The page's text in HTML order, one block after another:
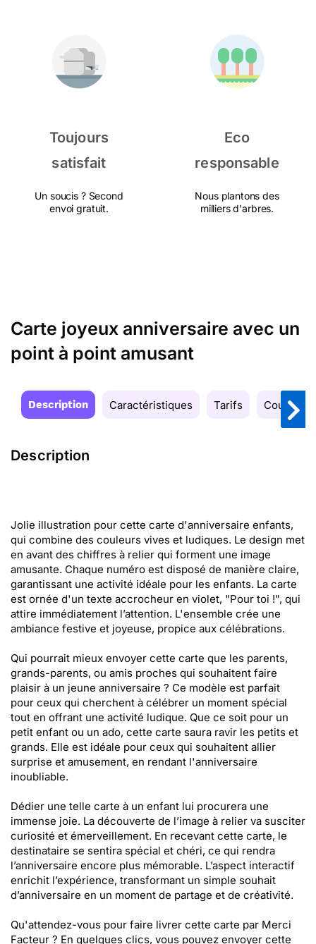
Toujours
satisfait
Un soucis ? Second
envoi gratuit.
Eco
responsable
Nous plantons des
milliers d'arbres.
Carte joyeux anniversaire avec un
point à point amusant
Description Caractéristiques Tarifs Couleurs
Description
Jolie illustration pour cette carte d'anniversaire enfants,
qui combine des couleurs vives et ludiques. Le design met
en avant des chiffres à relier qui forment une image
amusante. Chaque numéro est disposé de manière claire,
garantissant une activité idéale pour les enfants. La carte
est ornée d'un texte accrocheur en violet, "Pour toi !", qui
attire immédiatement l’attention. L'ensemble crée une
ambiance festive et joyeuse, propice aux célébrations.
Qui pourrait mieux envoyer cette carte que les parents,
grands-parents, ou amis proches qui souhaitent faire
plaisir à un jeune anniversaire ? Ce modèle est parfait
pour ceux qui cherchent à célébrer un moment spécial
tout en offrant une activité ludique. Que ce soit pour un
petit enfant ou un ado, cette carte saura ravir les petits et
grands. Elle est idéale pour ceux qui souhaitent allier
surprise et amusement, en rendant l'anniversaire
inoubliable.
Dédier une telle carte à un enfant lui procurera une
immense joie. La découverte de l’image à relier va susciter
curiosité et émerveillement. En recevant cette carte, le
destinataire se sentira spécial et chéri, ce qui rendra
l’anniversaire encore plus mémorable. L’aspect interactif
enrichit l’expérience, transformant un simple souhait
d’anniversaire en un moment de partage et de créativité.
Qu'attendez-vous pour faire livrer cette carte par Merci
Facteur ? En quelques clics, vous pouvez envoyer cette